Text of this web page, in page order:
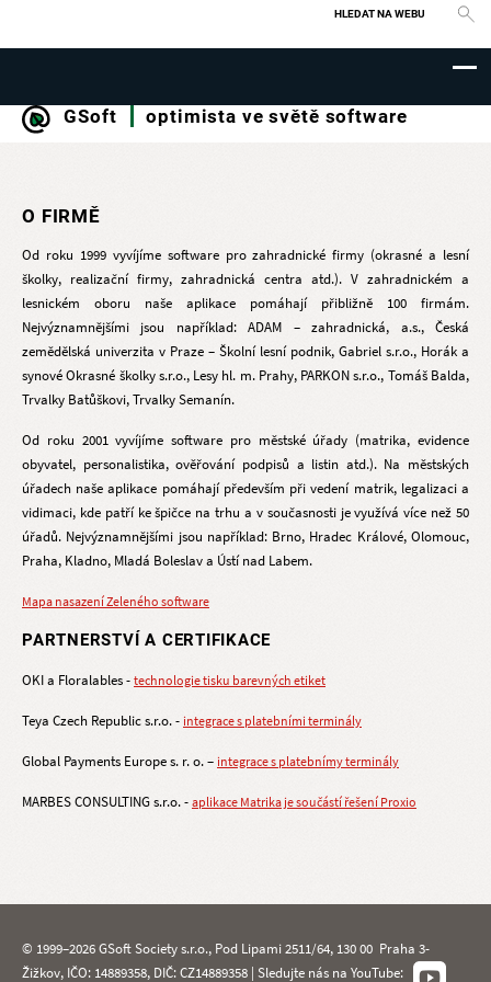
Vyhledávání
GSoft optimista ve světě software
O FIRMĚ
Od roku 1999 vyvíjíme software pro zahradnické firmy (okrasné a lesní
školky, realizační firmy, zahradnická centra atd.). V zahradnickém a
lesnickém oboru naše aplikace pomáhají přibližně 100 firmám.
Nejvýznamnějšími jsou například: ADAM – zahradnická, a.s., Česká
zemědělská univerzita v Praze – Školní lesní podnik, Gabriel s.r.o., Horák a
synové Okrasné školky s.r.o., Lesy hl. m. Prahy, PARKON s.r.o., Tomáš Balda,
Trvalky Batůškovi, Trvalky Semanín.
Od roku 2001 vyvíjíme software pro městské úřady (matrika, evidence
obyvatel, personalistika, ověřování podpisů a listin atd.). Na městských
úřadech naše aplikace pomáhají především při vedení matrik, legalizaci a
vidimaci, kde patří ke špičce na trhu a v současnosti je využívá více než 50
úřadů. Nejvýznamnějšími jsou například: Brno, Hradec Králové, Olomouc,
Praha, Kladno, Mladá Boleslav a Ústí nad Labem.
Mapa nasazení Zeleného software
PARTNERSTVÍ A CERTIFIKACE
OKI a Floralables - technologie tisku barevných etiket
Teya Czech Republic s.r.o. - integrace s platebními terminály
Global Payments Europe s. r. o. – integrace s platebnímy terminály
MARBES CONSULTING s.r.o. - aplikace Matrika je součástí řešení Proxio
© 1999–2026 GSoft Society s.r.o., Pod Lipami 2511/64, 130 00 Praha 3-
Žižkov, IČO: 14889358, DIČ: CZ14889358 | Sledujte nás na YouTube: